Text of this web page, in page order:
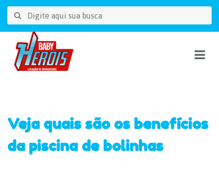
Veja quais são os benefícios
da piscina de bolinhas